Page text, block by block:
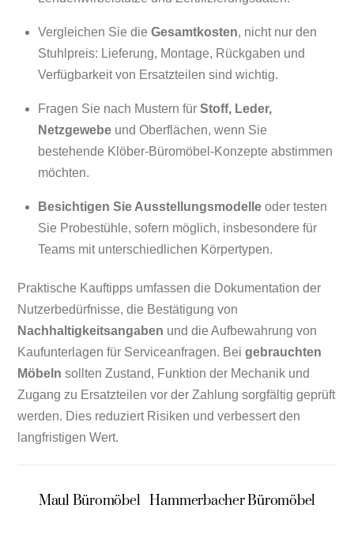
Vergleichen Sie die Gesamtkosten, nicht nur den
Stuhlpreis: Lieferung, Montage, Rückgaben und
Verfügbarkeit von Ersatzteilen sind wichtig.
Fragen Sie nach Mustern für Stoff, Leder,
Netzgewebe und Oberflächen, wenn Sie
bestehende Klöber-Büromöbel-Konzepte abstimmen
möchten.
Besichtigen Sie Ausstellungsmodelle oder testen
Sie Probestühle, sofern möglich, insbesondere für
Teams mit unterschiedlichen Körpertypen.
Praktische Kauftipps umfassen die Dokumentation der
Nutzerbedürfnisse, die Bestätigung von
Nachhaltigkeitsangaben und die Aufbewahrung von
Kaufunterlagen für Serviceanfragen. Beigebrauchten
Möbeln sollten Zustand, Funktion der Mechanik und
Zugang zu Ersatzteilen vor der Zahlung sorgfältig geprüft
werden. Dies reduziert Risiken und verbessert den
langfristigen Wert.
Maul Büromöbel Hammerbacher Büromöbel